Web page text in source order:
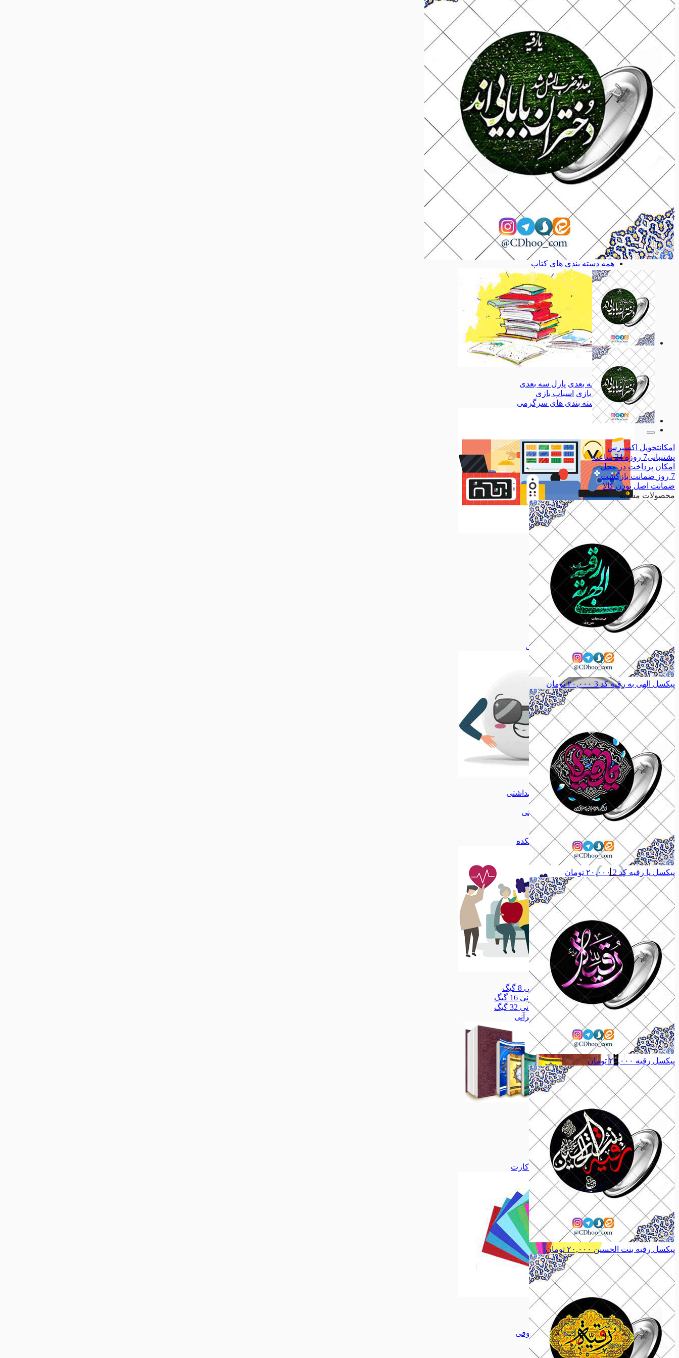
نرم افزار نرم افزار
مذهبی مذهبی
ادبیات ادبیات
خانه و خانواده خانه و خانواده
ازدواج ازدواج
تربیتی تربیتی
سواد رسانه سواد رسانه
مهارت های زندگی
مهارت های زندگی
آموزشی آموزشی
داستان و رمان داستان و رمان
اشخاص
انقلاب
انقلاب
مدیریت
هنر
بهداشت
بهداشت
کودک و نوجوان کودک و نوجوان
تاریخ، جغرافیا
تاریخ، جغرافیا
همه دسته بندی های کتاب
کتاب کتاب
پازل سه بعدی پازل سه بعدی
اسباب بازی اسباب بازی
همه دسته بندی های سرگرمی
سرگرمی سرگرمی
مذهبی مذهبی
نیایش نیایش
معصومین معصومین
امامزادگان امامزادگان
حدیث حدیث
اجتماعی اجتماعی
مناسبت ها مناسبت ها
شخصیت ها
شخصیت ها
ملی ملی
فانتزی
فانتزی
همه دسته بندی های پیکسل
پیکسل پیکسل
آرایشی بهداشتی
آرایشی بهداشتی
اقلام آرایشی اقلام آرایشی
اقلام بهداشتی
اقلام بهداشتی
داروی گیاهی داروی گیاهی
آرد و سویق آرد و سویق
همه دسته بندی های سلامتکده
سلامتکده سلامتکده
قلم قرآنی 8 گیگ
قلم قرآنی 8 گیگ
قلم قرآنی 16 گیگ
قلم قرآنی 16 گیگ
قلم قرآنی 32 گیگ
قلم قرآنی 32 گیگ
همه دسته بندی های قلم قرآنی
قلم قرآنی قلم قرآنی
مذهبی مذهبی
خانواده خانواده
دفاع مقدس دفاع مقدس
اجتماعی اجتماعی
سیاسی سیاسی
همه دسته بندی های فلش کارت
فلش کارت
فلش کارت
تابلو کاشی تابلو کاشی
مجموعه جلا مجموعه جلا
مجموعه کوفی مجموعه کوفی
میناکاری میناکاری
طرح ویژه طرح ویژه
امکانتحویل اکسپرس
پشتیبانی7 روزه 24 ساعته
امکان پرداخت در محل
7 روز
ضمانت بازگشت
ضمانت اصل بودن کالا
محصولات مشابه
پیکسل الهی به رقیه کد 3 ۲۰,۰۰۰تومان
پیکسل یا رقیه کد 2 ۲۰,۰۰۰ تومان
پیکسل رقیه ۲۰,۰۰۰تومان
پیکسل رقیه بنت الحسین ۲۰,۰۰۰ تومان